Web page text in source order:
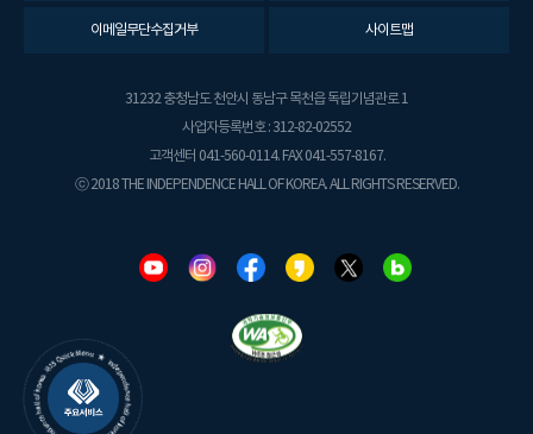
이메일무단수집거부 사이트맵
31232 충청남도 천안시 동남구 목천읍 독립기념관로 1
사업자등록번호 : 312-82-02552
고객센터 041-560-0114. FAX 041-557-8167.
ⓒ 2018 THE INDEPENDENCE HALL OF KOREA. ALL RIGHTS RESERVED.